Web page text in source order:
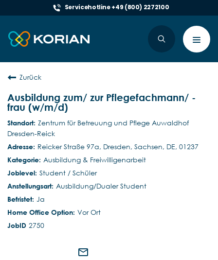
Servicehotline +49 (800) 2272100
Zurück
Ausbildung zum/ zur Pflegefachmann/ -
frau (w/m/d)
Zentrum für Betreuung und Pflege Auwaldhof
Dresden-Reick
Reicker Straße 97a, Dresden, Sachsen, DE, 01237
Ausbildung & Freiwilligenarbeit
Student / Schüler
Ausbildung/Dualer Student
Ja
Vor Ort
2750
mail_outline